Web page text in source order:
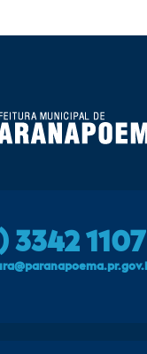
3342 1107